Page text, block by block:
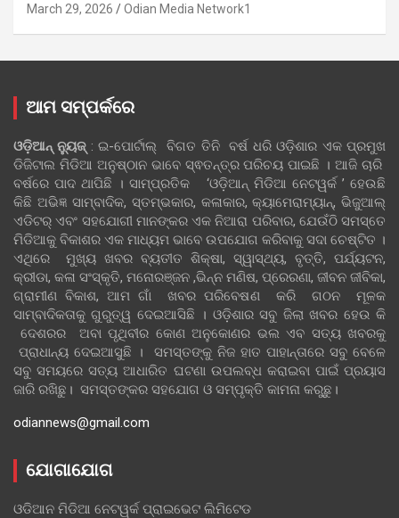
March 29, 2026 Odian Media Network1
ଆମ ସମ୍ପର୍କରେ
ଓଡ଼ିଆନ୍‍ ନ୍ୟୁଜ୍‍: ଇ-ପୋର୍ଟାଲ୍ ବିଗତ ତିନି ବର୍ଷ ଧରି ଓଡ଼ିଶାର ଏକ ପ୍ରମୁଖ
ଡିଜିଟାଲ ମିଡିଆ ଅନୁଷ୍ଠାନ ଭାବେ ସ୍ଵତନ୍ତ୍ର ପରିଚୟ ପାଇଛି । ଆଜି ଚାରି
ବର୍ଷରେ ପାଦ ଥାପିଛି । ସାମ୍ପ୍ରତିକ ‘ଓଡ଼ିଆନ୍‍ ମିଡିଆ ନେଟୱର୍କ ’ ହେଉଛି
କିଛି ଅଭିଜ୍ଞ ସାମ୍ବାଦିକ, ସ୍ତମ୍ଭକାର, କଳାକାର, କ୍ୟାମେରାମ୍ୟାନ୍, ଭିଜୁଆଲ୍
ଏଡିଟର୍ ଏବଂ ସହଯୋଗୀ ମାନଙ୍କର ଏକ ନିଆରା ପରିବାର, ଯେଉଁଠି ସମସ୍ତେ
ମିଡିଆକୁ ବିକାଶର ଏକ ମାଧ୍ୟମ ଭାବେ ଉପଯୋଗ କରିବାକୁ ସଦା ଚେଷ୍ଟିତ ।
ଏଥିରେ ମୁଖ୍ୟ ଖବର ବ୍ୟତୀତ ଶିକ୍ଷା, ସ୍ୱାସ୍ଥ୍ୟ, ବୃତ୍ତି, ପର୍ଯ୍ୟଟନ,
କ୍ରୀଡା, କଳା ସଂସ୍କୃତି, ମନୋରଞ୍ଜନ ,ଭିନ୍ନ ମଣିଷ, ପ୍ରେରଣା, ଜୀବନ ଜୀବିକା,
ଗ୍ରାମୀଣ ବିକାଶ, ଆମ ଗାଁ ଖବର ପରିବେଷଣ କରି ଗଠନ ମୂଳକ
ସାମ୍ବାଦିକତାକୁ ଗୁରୁତ୍ୱ ଦେଇଆସିଛି । ଓଡ଼ିଶାର ସବୁ ଜିଲା ଖବର ହେଉ କି
ଦେଶରର ଅବା ପୃଥିବୀର କୋଣ ଅନୁକୋଣର ଭଲ ଏବ ସତ୍ୟ ଖବରକୁ
ପ୍ରାଧାନ୍ୟ ଦେଇଆସୁଛି । ସମସ୍ତଙ୍କୁ ନିଜ ହାତ ପାହାନ୍ତାରେ ସବୁ ବେଳେ
ସବୁ ସମୟରେ ସତ୍ୟ ଆଧାରିତ ଘଟଣା ଉପଲବ୍ଧ କରାଇବା ପାଇଁ ପ୍ରୟାସ
ଜାରି ରଖିଛୁ। ସମସ୍ତଙ୍କର ସହଯୋଗ ଓ ସମ୍ପୃକ୍ତି କାମନା କରୁଛୁ।
odiannews@gmail.com
ଯୋଗାଯୋଗ
ଓଡିଆନ ମିଡିଆ ନେଟୱର୍କ ପ୍ରାଇଭେଟ ଲିମିଟେଡ